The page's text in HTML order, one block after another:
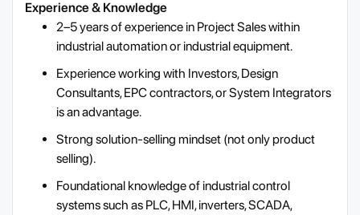
Experience & Knowledge
2–5 years of experience in Project Sales within
industrial automation or industrial equipment.
Experience working with Investors, Design
Consultants, EPC contractors, or System Integrators
is an advantage.
Strong solution-selling mindset (not only product
selling).
Foundational knowledge of industrial control
systems such as PLC, HMI, inverters, SCADA,